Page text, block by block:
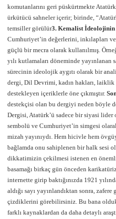
komutanlarını geri püskürtmekte
ürkütücü sahneler içerir; birinde,
temsiller görülür3. Kemalist İdeolojinin
Cumhuriyet’in değerlerini, inkılapları
güçlü bir mecra olarak kullanılmış.
yılı kutlamaları döneminde yayınlanan
sürecinin ideolojik aygıtı olarak bir
dergi, Dil Devrimi, kadın hakları,
destekleyen içeriklerle öne çıkmıştır.
destekçisi olan bu dergiyi neden böyle
Dergisi, Atatürk’ü sadece bir siyasi
sembolü ve Cumhuriyet’in simgesi
mizah yayınıydı. Hem hicivle hem
bağlamda onu sahiplenen bir halk sesi
dikkatimizin çekilmesi istenen en
basamağı birkaç gün önceden
internette girip baktığınızda 1921
aldığı sayı yayınlandıktan sonra,
çizdiklerini görebilirsiniz. Bu bana
farklı kaynaklardan da daha detaylı